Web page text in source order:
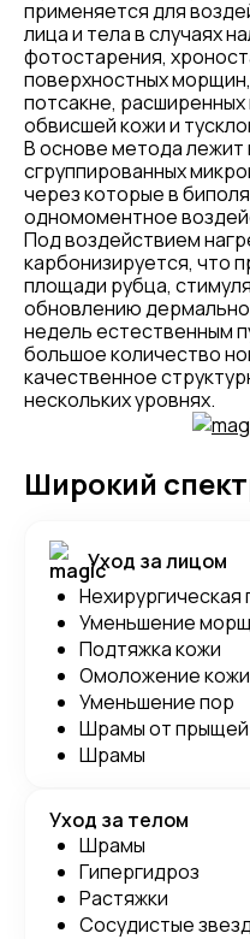
применяется для
лица и тела в случаях
фотостарения,
поверхностных
потсакне,
обвисшей кожи и
В основе метода лежит
сгруппированных
через которые в
одномоментное
Под воздействием
карбонизируется, что
площади рубца,
обновлению
недель естественным
большое количество
качественное
нескольких уровнях.
Широкий
Уход за лицом
Нехирургическая
Уменьшение
Подтяжка кожи
Омоложение
Уменьшение пор
Шрамы от прыщей
Шрамы
Уход за телом
Шрамы
Гипергидроз
Растяжки
Сосудистые